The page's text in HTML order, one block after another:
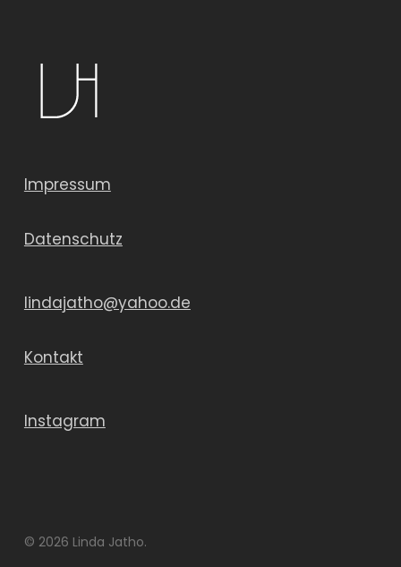
Impressum
Datenschutz
lindajatho@yahoo.de
Kontakt
Instagram
© 2026 Linda Jatho.